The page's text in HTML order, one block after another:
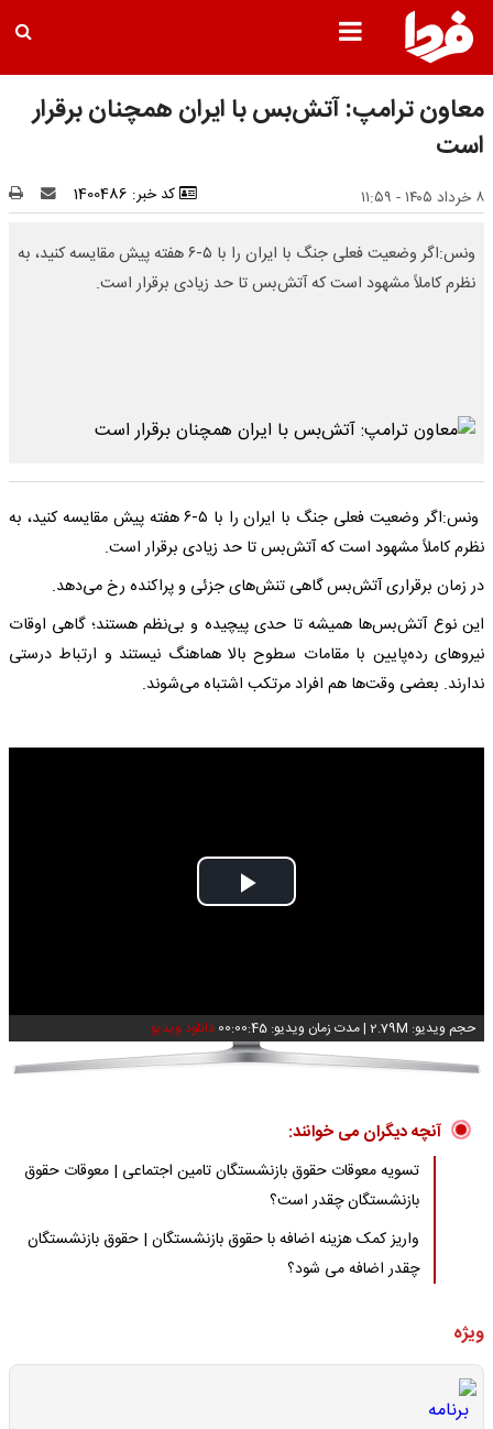
معاون ترامپ: آتش‌بس با ایران همچنان برقرار
است
۸ خرداد ۱۴۰۵ - ۱۱:۵۹ کد خبر: 1400486
ونس:اگر وضعیت فعلی جنگ با ایران را با ۵-۶ هفته پیش مقایسه کنید، به
نظرم کاملاً مشهود است که آتش‌بس تا حد زیادی برقرار است.
ونس:اگر وضعیت فعلی جنگ با ایران را با ۵-۶ هفته پیش مقایسه کنید، به
نظرم کاملاً مشهود است که آتش‌بس تا حد زیادی برقرار است.
در زمان برقراری آتش‌بس گاهی تنش‌های جزئی و پراکنده رخ می‌دهد.
این نوع آتش‌بس‌ها همیشه تا حدی پیچیده و بی‌نظم هستند؛ گاهی اوقات
نیروهای رده‌پایین با مقامات سطوح بالا هماهنگ نیستند و ارتباط درستی
ندارند. بعضی وقت‌ها هم افراد مرتکب اشتباه می‌شوند.
Play
حجم ویدیو: 2.79M |مدت زمان ویدیو: 00:00:45 دانلود ویدیو
آنچه دیگران می خوانند:
تسویه معوقات حقوق بازنشستگان تامین اجتماعی | معوقات حقوق
بازنشستگان چقدر است؟
واریز کمک هزینه اضافه با حقوق بازنشستگان | حقوق بازنشستگان
چقدر اضافه می شود؟
ویژه